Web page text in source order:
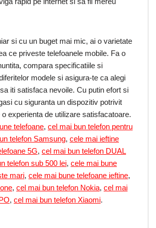
si cu un buget mai mic, ai o varietate
ce priveste telefoanele mobile. Fa o
compara specificatiile si
modele si asigura-te ca alegi
iti satisfaca nevoile. Cu putin efort si
cu siguranta un dispozitiv potrivit
experienta de utilizare satisfacatoare.
telefoane, cel mai bun telefon pentru
telefon Samsung, cele mai ieftine
5G, cel mai bun telefon DUAL
telefon sub 500 lei, cele mai bune
mari, cele mai bune telefoane ieftine,
, cel mai bun telefon Nokia, cel mai
, cel mai bun telefon Xiaomi.